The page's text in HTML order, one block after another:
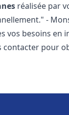
réalisée par
-
vos besoins en
contacter pour